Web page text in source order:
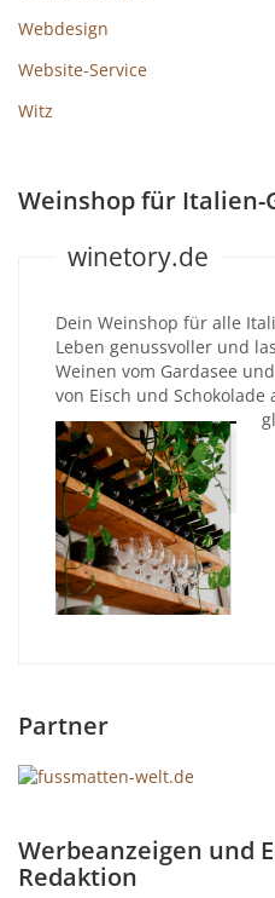
Webdesign
Website-Service
Witz
Weinshop für Italien-
winetory.de
Dein Weinshop für alle
Leben genussvoller und
Weinen vom Gardasee
von Eisch und
Partner
Werbeanzeigen und
Redaktion